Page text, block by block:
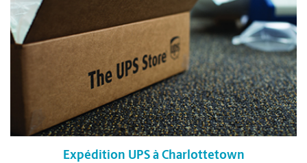
Expédition UPS à Charlottetown